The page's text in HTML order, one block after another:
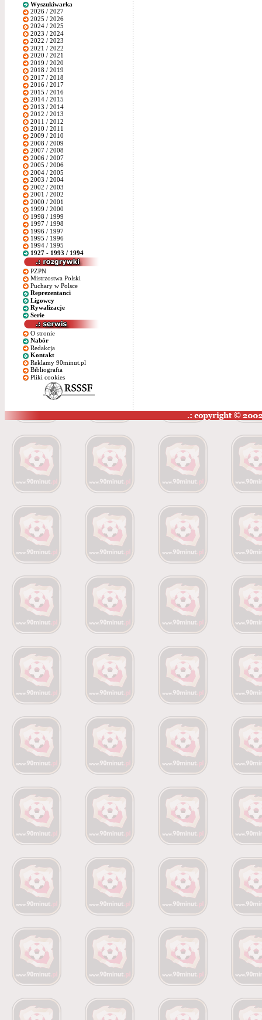
Wyszukiwarka
2026 / 2027
2025 / 2026
2024 / 2025
2023 / 2024
2022 / 2023
2021 / 2022
2020 / 2021
2019 / 2020
2018 / 2019
2017 / 2018
2016 / 2017
2015 / 2016
2014 / 2015
2013 / 2014
2012 / 2013
2011 / 2012
2010 / 2011
2009 / 2010
2008 / 2009
2007 / 2008
2006 / 2007
2005 / 2006
2004 / 2005
2003 / 2004
2002 / 2003
2001 / 2002
2000 / 2001
1999 / 2000
1998 / 1999
1997 / 1998
1996 / 1997
1995 / 1996
1994 / 1995
1927 - 1993 / 1994
PZPN
Mistrzostwa Polski
Puchary w Polsce
Reprezentanci
Ligowcy
Rywalizacje
Serie
O stronie
Nabór
Redakcja
Kontakt
Reklamy 90minut.pl
Bibliografia
Pliki cookies